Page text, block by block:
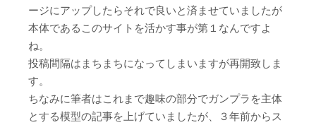
ージにアップしたらそれで良いと済ませていましたが
本体であるこのサイトを活かす事が第１なんですよ
ね。
投稿間隔はまちまちになってしまいますが再開致しま
す。
ちなみに筆者はこれまで趣味の部分でガンプラを主体
とする模型の記事を上げていましたが、３年前からス